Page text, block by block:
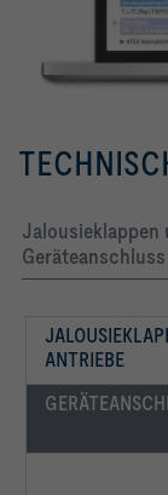
Geräteanschluss
ANTRIEBE